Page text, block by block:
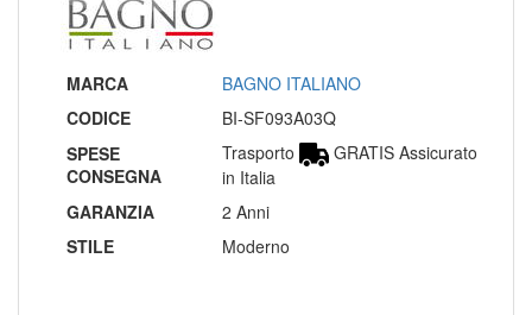
MARCA
BAGNO ITALIANO
CODICE
BI-SF093A03Q
SPESE
CONSEGNA
Trasporto
GRATIS Assicurato
in Italia
GARANZIA
2 Anni
STILE
Moderno